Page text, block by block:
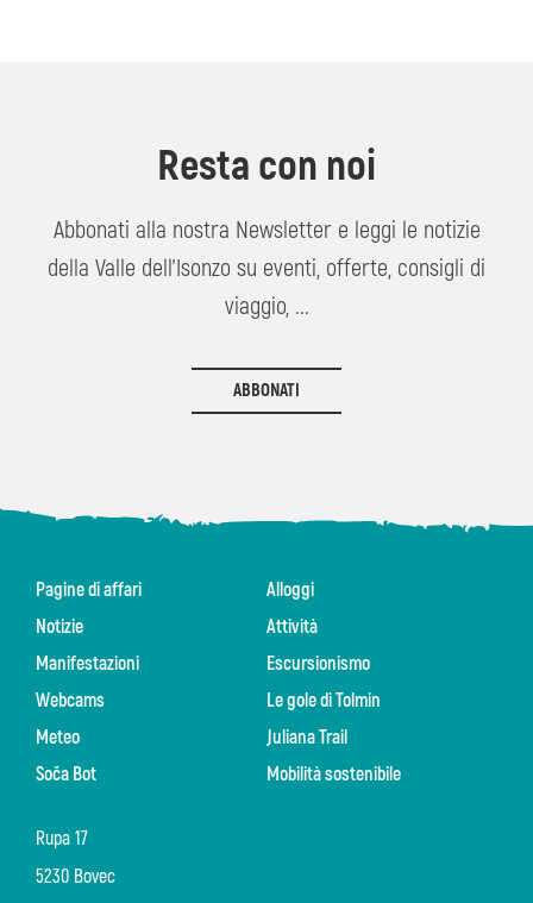
Resta con noi
Abbonati alla nostra Newsletter e leggi le notizie
della Valle dell'Isonzo su eventi, offerte, consigli di
viaggio, ...
ABBONATI
Rupa 17
5230 Bovec
Pagine di affari
Notizie
Manifestazioni
Webcams
Meteo
Soča Bot
Alloggi
Attività
Escursionismo
Le gole di Tolmin
Juliana Trail
Mobilità sostenibile